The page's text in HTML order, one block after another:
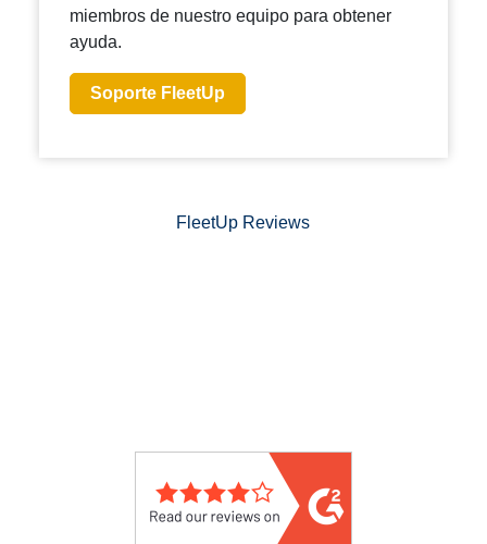
miembros de nuestro equipo para obtener
ayuda.
Soporte FleetUp
FleetUp Reviews